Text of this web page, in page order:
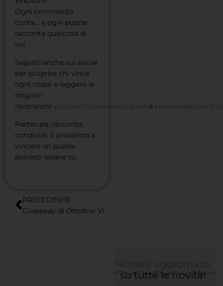
Ogni commento
conta… e ogni puzzle
racconta qualcosa di
voi.
Seguici anche sui social
per scoprire chi vince
ogni mese e leggere le
migliori
recensioni: puzzlearte.sherwwod.store e
Partecipa, racconta,
condividi. Il prossimo a
vincere un puzzle
potresti essere tu.
PRECEDENTE
Giveaway di Ottobre: Vinci Il Bacio di Klimt
Rimani aggiornato
su tutte le novità!